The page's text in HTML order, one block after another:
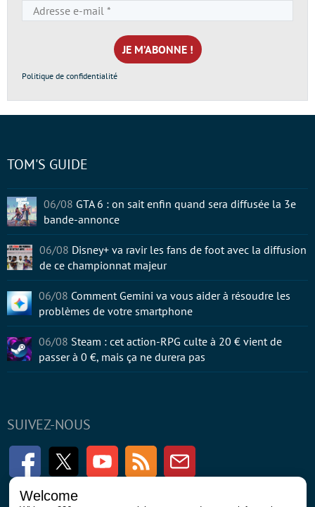
e-
mail
*
Politique de confidentialité
SUIVEZ-NOUS
FacebookTwitter Youtube RSS Newsletter
TOM'S GUIDE
06/08 GTA 6 : on sait enfin quand sera diffusée la 3e
bande-annonce
06/08 Disney+ va ravir les fans de foot avec la diffusion
de ce championnat majeur
06/08 Comment Gemini va vous aider à résoudre les
problèmes de votre smartphone
06/08 Steam : cet action-RPG culte à 20 € vient de
passer à 0 €, mais ça ne durera pas
Welcome